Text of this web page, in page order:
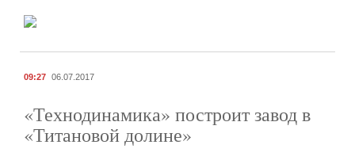
09:27 06.07.2017
«Технодинамика» построит завод в
«Титановой долине»